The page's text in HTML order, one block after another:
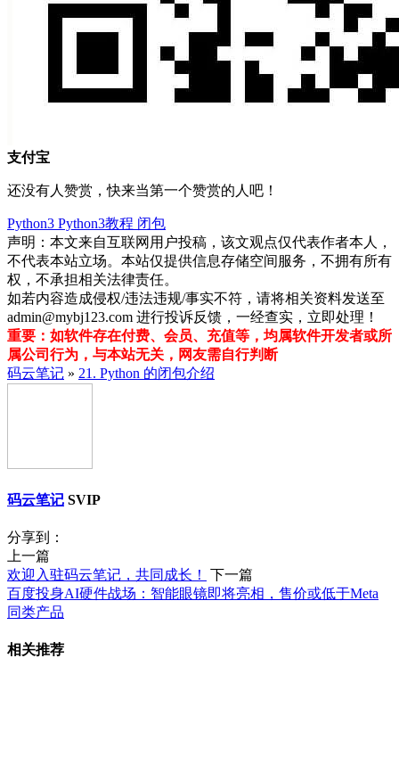
支付宝
还没有人赞赏，快来当第一个赞赏的人吧！
Python3 Python3教程 闭包
声明：本文来自互联网用户投稿，该文观点仅代表作者本人，
不代表本站立场。本站仅提供信息存储空间服务，不拥有所有
权，不承担相关法律责任。
如若内容造成侵权/违法违规/事实不符，请将相关资料发送至
admin@mybj123.com 进行投诉反馈，一经查实，立即处理！
重要：如软件存在付费、会员、充值等，均属软件开发者或所
属公司行为，与本站无关，网友需自行判断
码云笔记 » 21. Python 的闭包介绍
码云笔记 SVIP
分享到：
上一篇
欢迎入驻码云笔记，共同成长！
下一篇
百度投身AI硬件战场：智能眼镜即将亮相，售价或低于Meta
同类产品
相关推荐